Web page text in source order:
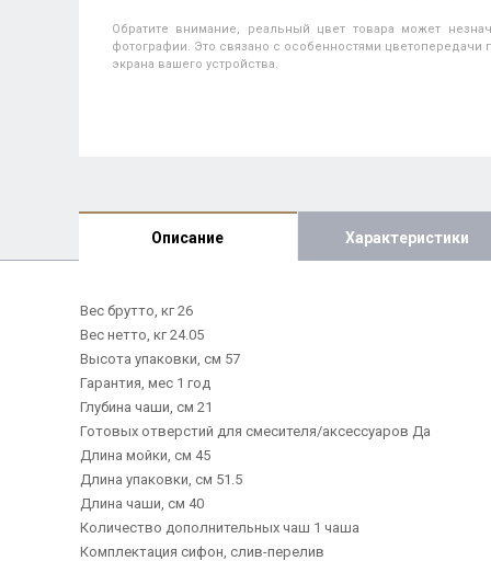
Обратите внимание, реальный цвет товара может
фотографии. Это связано с особенностями цветопередачи
экрана вашего устройства.
Описание Характеристики
Вес брутто, кг 26
Вес нетто, кг 24.05
Высота упаковки, см 57
Гарантия, мес 1 год
Глубина чаши, см 21
Готовых отверстий для смесителя/аксессуаров Да
Длина мойки, см 45
Длина упаковки, см 51.5
Длина чаши, см 40
Количество дополнительных чаш 1 чаша
Комплектация сифон, слив-перелив